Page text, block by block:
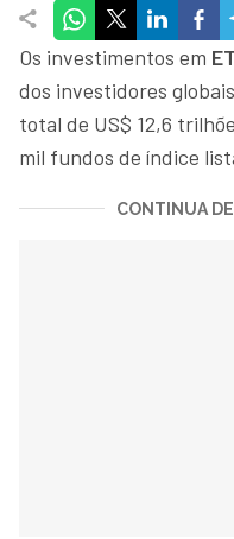
Os investimentos em
dos investidores
total de US$ 12,6
mil fundos de índice
CONTINUA